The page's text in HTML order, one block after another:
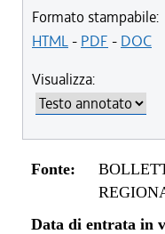
Formato stampabile:
HTML- PDF - DOC
Visualizza:
Fonte:
Data di entrata in